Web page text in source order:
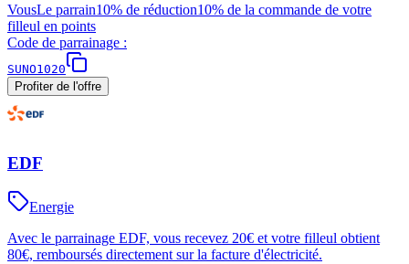
VousLe parrain10% de réduction10% de la commande de votre
filleul en points
Code de parrainage :
SUNO1020
Profiter de l'offre
EDF
Energie
Avec le parrainage EDF, vous recevez 20€ et votre filleul obtient
80€, remboursés directement sur la facture d'électricité.